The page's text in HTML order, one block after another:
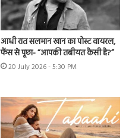
आधी रात सलमान खान का पोस्ट वायरल,
फैंस से पूछा- “आपकी तबीयत कैसी है?”
20 July 2026 - 5:30 PM